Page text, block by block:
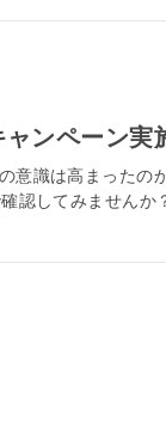
ンペーン実
意識は高まったの
認してみませんか